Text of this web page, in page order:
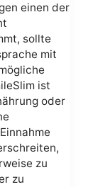
einen der
sollte
mit
ist
oder
zu
zu